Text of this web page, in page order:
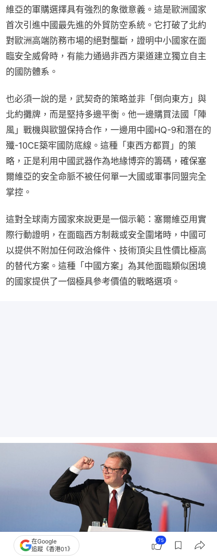
維亞的軍購選擇具有強烈的象徵意義。這是歐洲國家
首次引進中國最先進的外貿防空系統。它打破了北約
對歐洲高端防務市場的絕對壟斷，證明中小國家在面
臨安全威脅時，有能力通過非西方渠道建立獨立自主
的國防體系。
也必須一說的是，武契奇的策略並非「倒向東方」與
北約攤牌，而是堅持多邊平衡。他一邊購買法國「陣
風」戰機與歐盟保持合作，一邊用中國HQ-9和潛在的
殲-10CE築牢國防底線。這種「東西方都買」的策
略，正是利用中國武器作為地緣博弈的籌碼，確保塞
爾維亞的安全命脈不被任何單一大國或軍事同盟完全
掌控。
這對全球南方國家來說更是一個示範：塞爾維亞用實
際行動證明，在面臨西方制裁或安全圍堵時，中國可
以提供不附加任何政治條件、技術頂尖且性價比極高
的替代方案。這種「中國方案」為其他面臨類似困境
的國家提供了一個極具參考價值的戰略選項。
在Google
追蹤《香港01》
75